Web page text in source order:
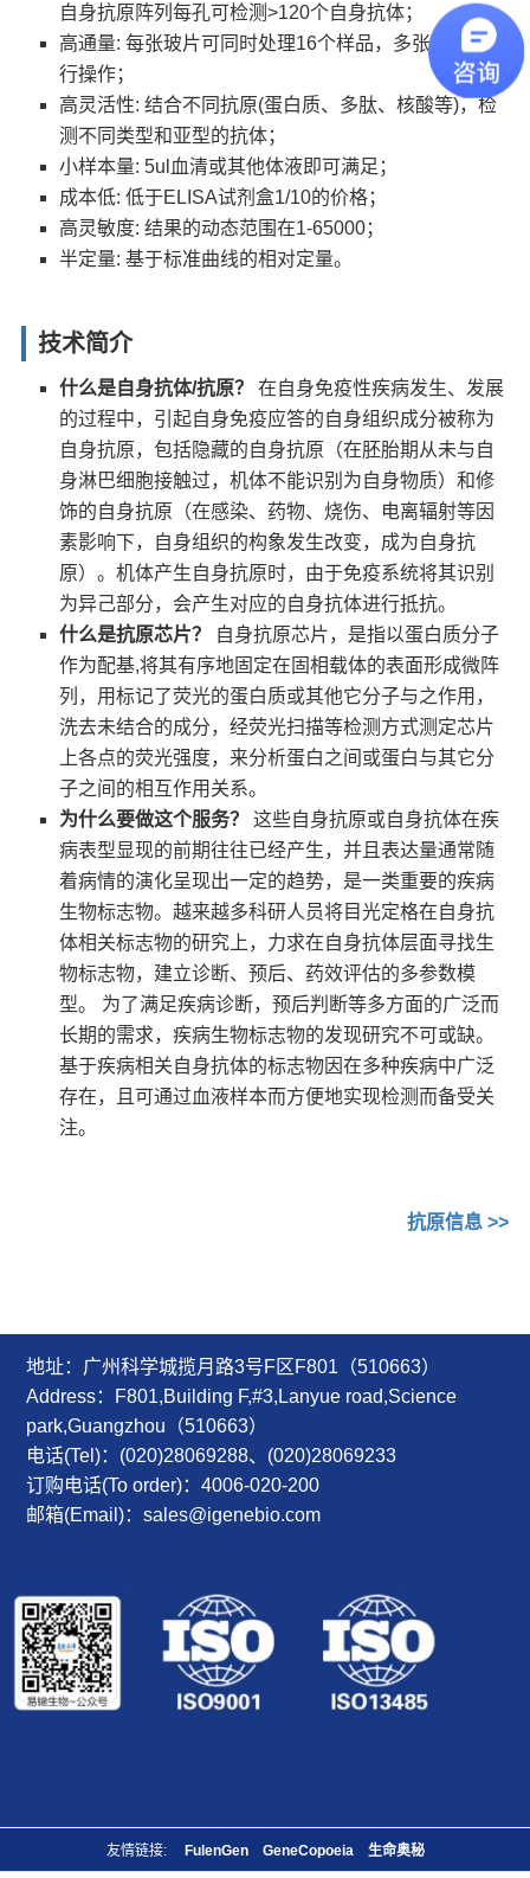
自身抗原阵列每孔可检测>120个自身抗体；
高通量: 每张玻片可同时处理16个样品，多张玻片可并
行操作；
高灵活性: 结合不同抗原(蛋白质、多肽、核酸等)，检
测不同类型和亚型的抗体；
小样本量: 5ul血清或其他体液即可满足；
成本低: 低于ELISA试剂盒1/10的价格；
高灵敏度: 结果的动态范围在1-65000；
半定量: 基于标准曲线的相对定量。
技术简介
什么是自身抗体/抗原？
在自身免疫性疾病发生、发展
的过程中，引起自身免疫应答的自身组织成分被称为
自身抗原，包括隐藏的自身抗原（在胚胎期从未与自
身淋巴细胞接触过，机体不能识别为自身物质）和修
饰的自身抗原（在感染、药物、烧伤、电离辐射等因
素影响下，自身组织的构象发生改变，成为自身抗
原）。机体产生自身抗原时，由于免疫系统将其识别
为异己部分，会产生对应的自身抗体进行抵抗。
什么是抗原芯片？
自身抗原芯片，是指以蛋白质分子
作为配基,将其有序地固定在固相载体的表面形成微阵
列，用标记了荧光的蛋白质或其他它分子与之作用，
洗去未结合的成分，经荧光扫描等检测方式测定芯片
上各点的荧光强度，来分析蛋白之间或蛋白与其它分
子之间的相互作用关系。
为什么要做这个服务？
这些自身抗原或自身抗体在疾
病表型显现的前期往往已经产生，并且表达量通常随
着病情的演化呈现出一定的趋势，是一类重要的疾病
生物标志物。越来越多科研人员将目光定格在自身抗
体相关标志物的研究上，力求在自身抗体层面寻找生
物标志物，建立诊断、预后、药效评估的多参数模
型。 为了满足疾病诊断，预后判断等多方面的广泛而
长期的需求，疾病生物标志物的发现研究不可或缺。
基于疾病相关自身抗体的标志物因在多种疾病中广泛
存在，且可通过血液样本而方便地实现检测而备受关
注。
抗原信息>>
地址：广州科学城揽月路3号F区F801（510663）
Address：F801,Building F,#3,Lanyue road,Science
park,Guangzhou（510663）
电话(Tel)：(020)28069288、(020)28069233
订购电话(To order)：4006-020-200
邮箱(Email)：sales@igenebio.com
友情链接: FulenGen GeneCopoeia
生命奥秘